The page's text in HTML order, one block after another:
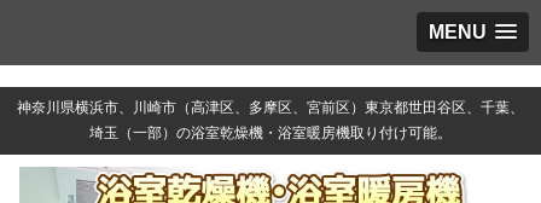
MENU
神奈川県横浜市、川崎市（高津区、多摩区、宮前区）東京都世田谷区、千葉、
埼玉（一部）の浴室乾燥機・浴室暖房機取り付け可能。